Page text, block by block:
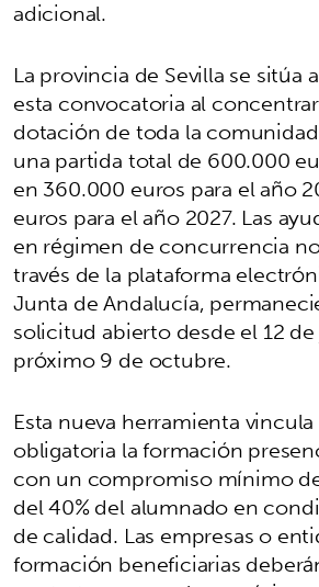
adicional.
La provincia de Sevilla se sitúa
esta convocatoria al
dotación de toda la
una partida total de 600.000
en 360.000 euros para el año
euros para el año 2027. Las
en régimen de concurrencia
través de la plataforma
Junta de Andalucía,
solicitud abierto desde el 12
próximo 9 de octubre.
Esta nueva herramienta
obligatoria la formación
con un compromiso mínimo
del 40% del alumnado en
de calidad. Las empresas o
formación beneficiarias